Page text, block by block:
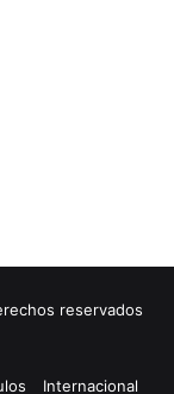
reservados
Internacional